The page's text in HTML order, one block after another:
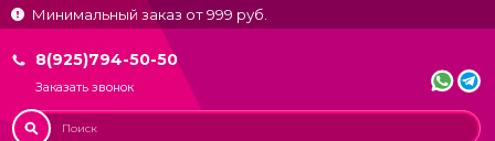
Минимальный заказ от 999 руб.
8(925)794-50-50
Заказать звонок